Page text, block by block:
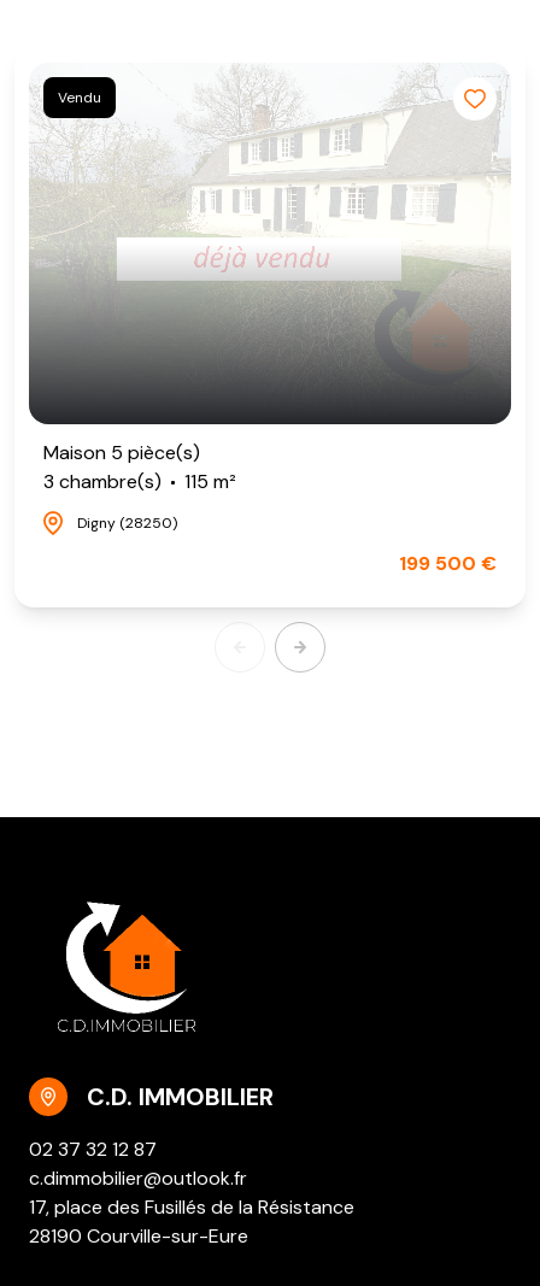
Vendu
Maison 5 pièce(s)
3 chambre(s)
115 m²
Digny (28250)
199 500 €
C.D. IMMOBILIER
02 37 32 12 87
c.dimmobilier@outlook.fr
17, place des Fusillés de la Résistance
28190 Courville-sur-Eure